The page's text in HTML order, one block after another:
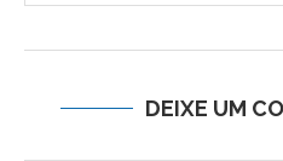
DEIXE UM